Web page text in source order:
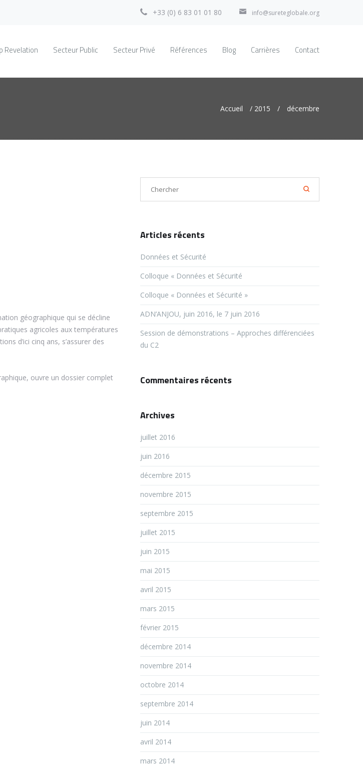
+33 (0) 6 83 01 01 80 info@sureteglobale.org
Revelation Secteur Public Secteur Privé Références Blog Carrières Contact
Accueil /2015 / décembre
géographique qui se décline
agricoles aux températures
d’ici cinq ans, s’assurer des
ouvre un dossier complet
Articles récents
Données et Sécurité
Colloque « Données et Sécurité
Colloque « Données et Sécurité »
ADN’ANJOU, juin 2016, le 7 juin 2016
Session de démonstrations – Approches différenciées
du C2
Commentaires récents
Archives
juillet 2016
juin 2016
décembre 2015
novembre 2015
septembre 2015
juillet 2015
juin 2015
mai 2015
avril 2015
mars 2015
février 2015
décembre 2014
novembre 2014
octobre 2014
septembre 2014
juin 2014
avril 2014
mars 2014